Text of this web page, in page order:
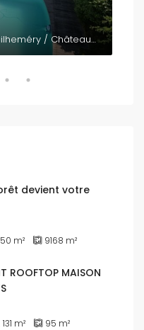
Côte Pavée, Bonhoure / Guilheméry / Château de l'Hers / Limayrac / Côte Pavée, Toulouse, Haute-Garonne, Occitanie, France métropolitaine, 31400, France
devient votre
50 m² 9168 m²
ROOFTOP MAISON
131 m² 95 m²